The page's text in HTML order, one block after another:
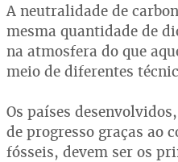
A neutralidade de
mesma quantidade de
na atmosfera do que
meio de diferentes
Os países
de progresso graças ao
fósseis, devem ser os